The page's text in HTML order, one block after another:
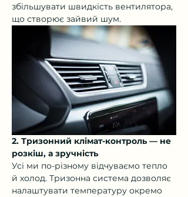
збільшувати швидкість вентилятора,
що створює зайвий шум.
2. Тризонний клімат-контроль — не
розкіш, а зручність
Усі ми по-різному відчуваємо тепло
й холод. Тризонна система дозволяє
налаштувати температуру окремо